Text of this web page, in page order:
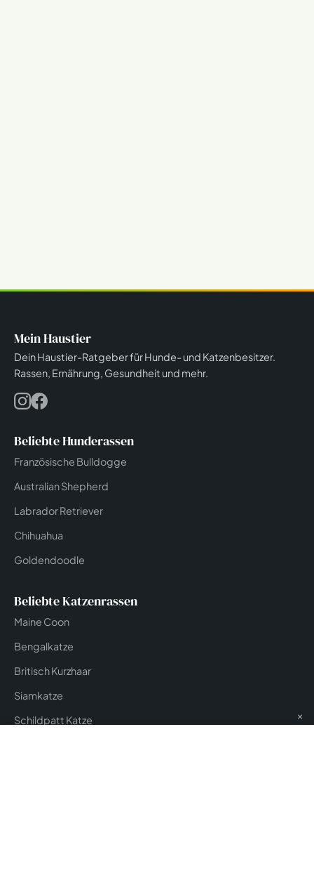
Mein Haustier
Dein Haustier-Ratgeber für Hunde- und Katzenbesitzer.
Rassen, Ernährung, Gesundheit und mehr.
Beliebte Hunderassen
Französische Bulldogge
Australian Shepherd
Labrador Retriever
Chihuahua
Goldendoodle
Beliebte Katzenrassen
Maine Coon
Bengalkatze
Britisch Kurzhaar
Siamkatze
Schildpatt Katze
×